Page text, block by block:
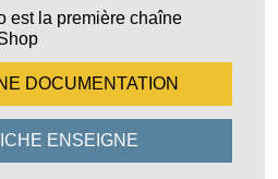
est la première chaîne
DOCUMENTATION
ENSEIGNE